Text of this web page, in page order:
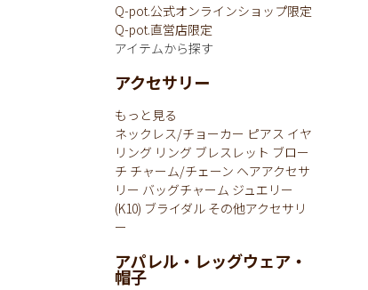
Q-pot.公式オンラインショップ限定
Q-pot.直営店限定
アイテムから探す
アクセサリー
もっと見る
ネックレス/チョーカー ピアス イヤ
リング リング ブレスレット ブロー
チ チャーム/チェーン ヘアアクセサ
リー バッグチャーム ジュエリー
(K10) ブライダル その他アクセサリ
ー
アパレル・レッグウェア・
帽子